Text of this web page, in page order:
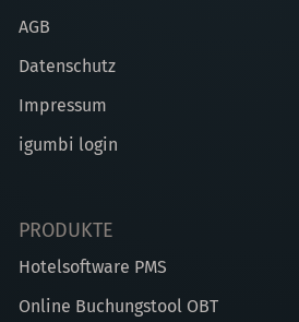
AGB
Datenschutz
Impressum
igumbi login
PRODUKTE
Hotelsoftware PMS
Online Buchungstool OBT